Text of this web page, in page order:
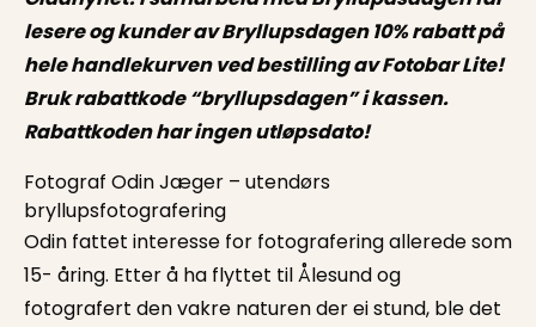
lesere og kunder av Bryllupsdagen 10% rabatt på
hele handlekurven ved bestilling av Fotobar Lite!
Bruk rabattkode “bryllupsdagen” i kassen.
Rabattkoden har ingen utløpsdato!
Fotograf Odin Jæger – utendørs
bryllupsfotografering
Odin fattet interesse for fotografering allerede som
15- åring. Etter å ha flyttet til Ålesund og
fotografert den vakre naturen der ei stund, ble det